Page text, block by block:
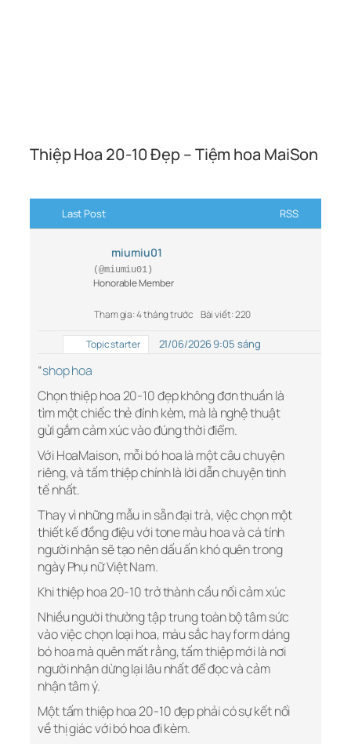
Thiệp Hoa 20-10 Đẹp – Tiệm hoa MaiSon
Last Post RSS
miumiu01
(@miumiu01)
Honorable Member
Tham gia: 4 tháng trước Bài viết: 220
Topic starter 21/06/2026 9:05 sáng
“shop hoa
Chọn thiệp hoa 20-10 đẹp không đơn thuần là
tìm một chiếc thẻ đính kèm, mà là nghệ thuật
gửi gắm cảm xúc vào đúng thời điểm.
Với HoaMaison, mỗi bó hoa là một câu chuyện
riêng, và tấm thiệp chính là lời dẫn chuyện tinh
tế nhất.
Thay vì những mẫu in sẵn đại trà, việc chọn một
thiết kế đồng điệu với tone màu hoa và cá tính
người nhận sẽ tạo nên dấu ấn khó quên trong
ngày Phụ nữ Việt Nam.
Khi thiệp hoa 20-10 trở thành cầu nối cảm xúc
Nhiều người thường tập trung toàn bộ tâm sức
vào việc chọn loại hoa, màu sắc hay form dáng
bó hoa mà quên mất rằng, tấm thiệp mới là nơi
người nhận dừng lại lâu nhất để đọc và cảm
nhận tâm ý.
Một tấm thiệp hoa 20-10 đẹp phải có sự kết nối
về thị giác với bó hoa đi kèm.